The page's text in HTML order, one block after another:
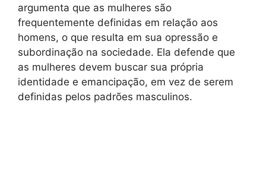
argumenta que as mulheres são
frequentemente definidas em relação aos
homens, o que resulta em sua opressão e
subordinação na sociedade. Ela defende que
as mulheres devem buscar sua própria
identidade e emancipação, em vez de serem
definidas pelos padrões masculinos.